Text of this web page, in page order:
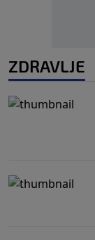
ZDRAVLJE